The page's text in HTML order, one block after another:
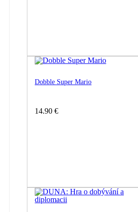
Dobble Super Mario
14.90 €